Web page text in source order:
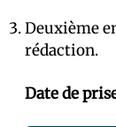
Deuxième
rédaction.
Date de